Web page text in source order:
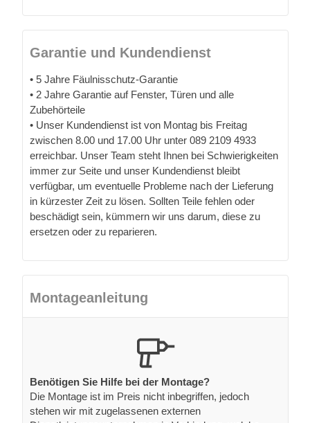
Garantie und Kundendienst
• 5 Jahre Fäulnisschutz-Garantie
• 2 Jahre Garantie auf Fenster, Türen und alle
Zubehörteile
• Unser Kundendienst ist von Montag bis Freitag
zwischen 8.00 und 17.00 Uhr unter 089 2109 4933
erreichbar. Unser Team steht Ihnen bei Schwierigkeiten
immer zur Seite und unser Kundendienst bleibt
verfügbar, um eventuelle Probleme nach der Lieferung
in kürzester Zeit zu lösen. Sollten Teile fehlen oder
beschädigt sein, kümmern wir uns darum, diese zu
ersetzen oder zu reparieren.
Montageanleitung
Benötigen Sie Hilfe bei der Montage?
Die Montage ist im Preis nicht inbegriffen, jedoch
stehen wir mit zugelassenen externen